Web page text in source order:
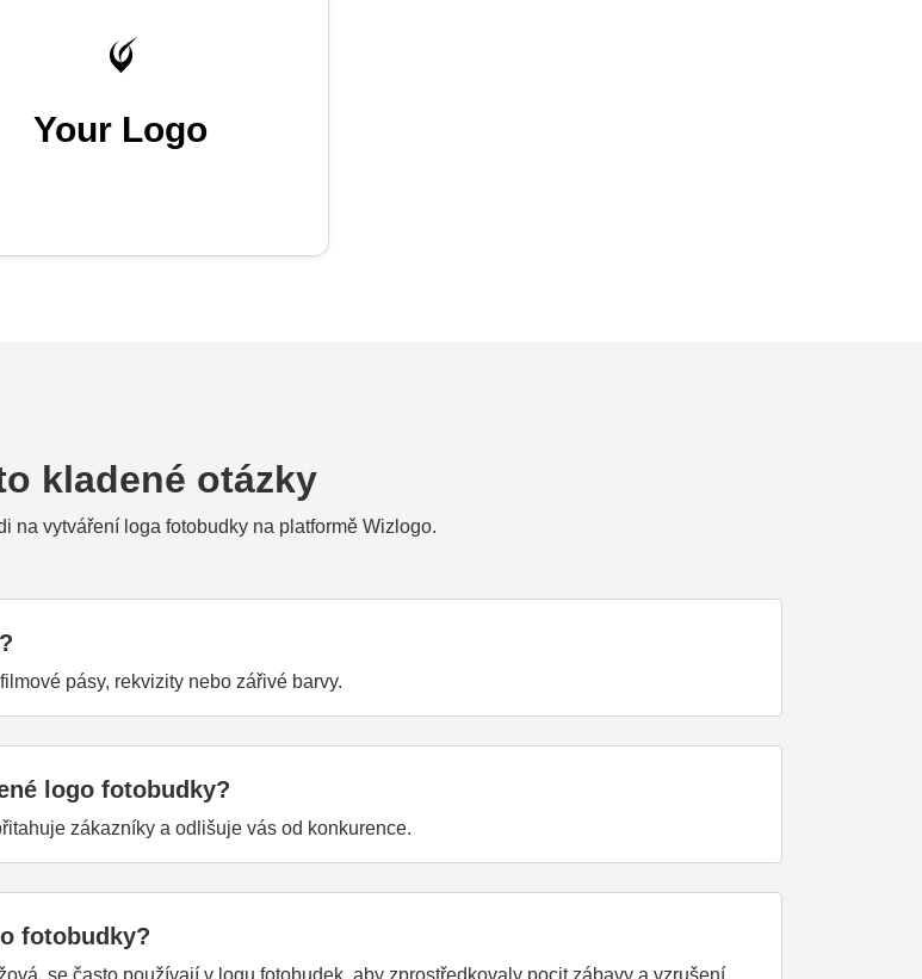
Your Logo
kladené otázky
na vytváření loga fotobudky na platformě Wizlogo.
pásy, rekvizity nebo zářivé barvy.
logo fotobudky?
zákazníky a odlišuje vás od konkurence.
fotobudky?
se často používají v logu fotobudek, aby zprostředkovaly pocit zábavy a vzrušení.